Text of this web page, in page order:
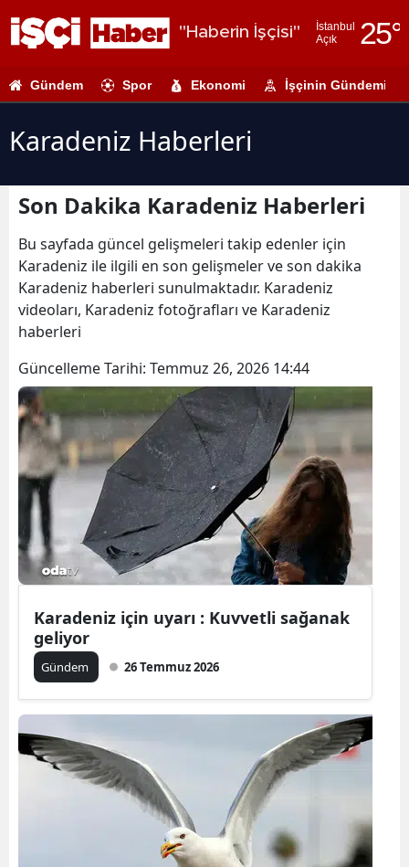
"Haberin İşçisi"
İstanbul
Açık
25°
Adıyaman
Amasya
Ankara
Balıkesir
Bingöl
Bitlis
Bolu
Burdur
Bursa
Çorum
Denizli
Edirne
Gündem Spor Ekonomi İşçinin Gündemi
Karadeniz Haberleri
Son Dakika Karadeniz Haberleri
Bu sayfada güncel gelişmeleri takip edenler için
Karadeniz ile ilgili en son gelişmeler ve son dakika
Karadeniz haberleri sunulmaktadır. Karadeniz
videoları, Karadeniz fotoğrafları ve Karadeniz
haberleri
Güncelleme Tarihi: Temmuz 26, 2026 14:44
Karadeniz için uyarı : Kuvvetli sağanak
geliyor
Gündem 26 Temmuz 2026